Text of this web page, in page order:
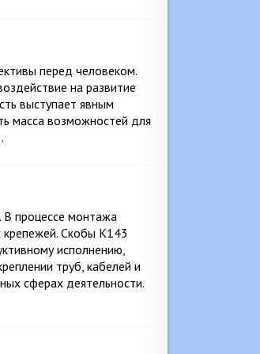
перед человеком.
на развитие
выступает явным
масса возможностей для
В процессе монтажа
крепежей. Скобы К143
исполнению,
труб, кабелей и
сферах деятельности.